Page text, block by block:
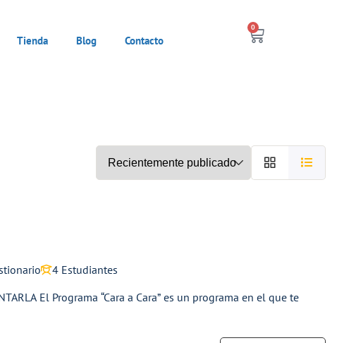
Tienda Blog Contacto
0
4 Estudiantes
El Programa “Cara a Cara” es un programa en el que te